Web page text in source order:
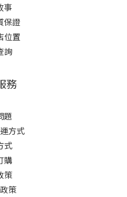
事
保證
位置
詢
務
題
方式
式
購
策
策